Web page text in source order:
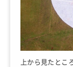
上から見たとこ